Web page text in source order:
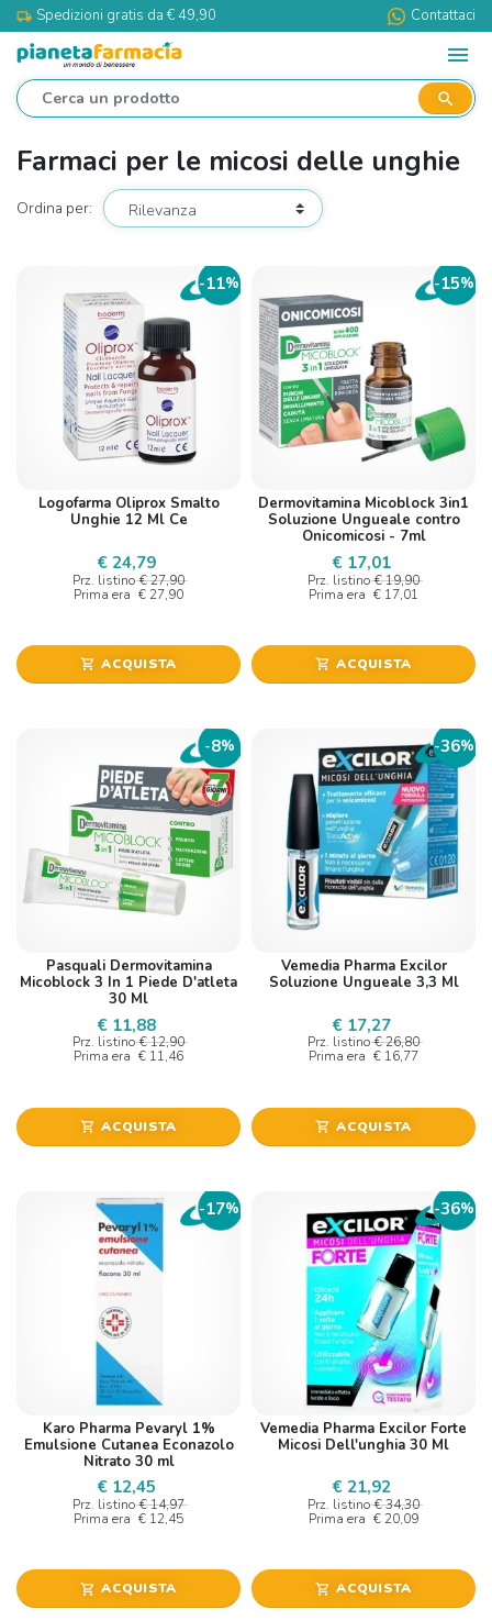
local_shipping Spedizioni gratis da € 49,90 Contattaci
menu
search
Farmaci per le micosi delle unghie
Ordina per:
-11%
Logofarma Oliprox Smalto
Unghie 12 Ml Ce
€ 24,79
Prz. listino € 27,90
Prima era € 27,90
shopping_cart ACQUISTA
-15%
Dermovitamina Micoblock 3in1
Soluzione Ungueale contro
Onicomicosi - 7ml
€ 17,01
Prz. listino € 19,90
Prima era € 17,01
shopping_cart ACQUISTA
-8%
Pasquali Dermovitamina
Micoblock 3 In 1 Piede D'atleta
30 Ml
€ 11,88
Prz. listino € 12,90
Prima era € 11,46
shopping_cart ACQUISTA
-36%
Vemedia Pharma Excilor
Soluzione Ungueale 3,3 Ml
€ 17,27
Prz. listino € 26,80
Prima era € 16,77
shopping_cart ACQUISTA
-17%
Karo Pharma Pevaryl 1%
Emulsione Cutanea Econazolo
Nitrato 30 ml
€ 12,45
Prz. listino € 14,97
Prima era € 12,45
shopping_cart ACQUISTA
-36%
Vemedia Pharma Excilor Forte
Micosi Dell'unghia 30 Ml
€ 21,92
Prz. listino € 34,30
Prima era € 20,09
shopping_cart ACQUISTA